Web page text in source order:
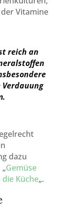
Vitamine
reich an
dazu
Gemüse
Küche„.